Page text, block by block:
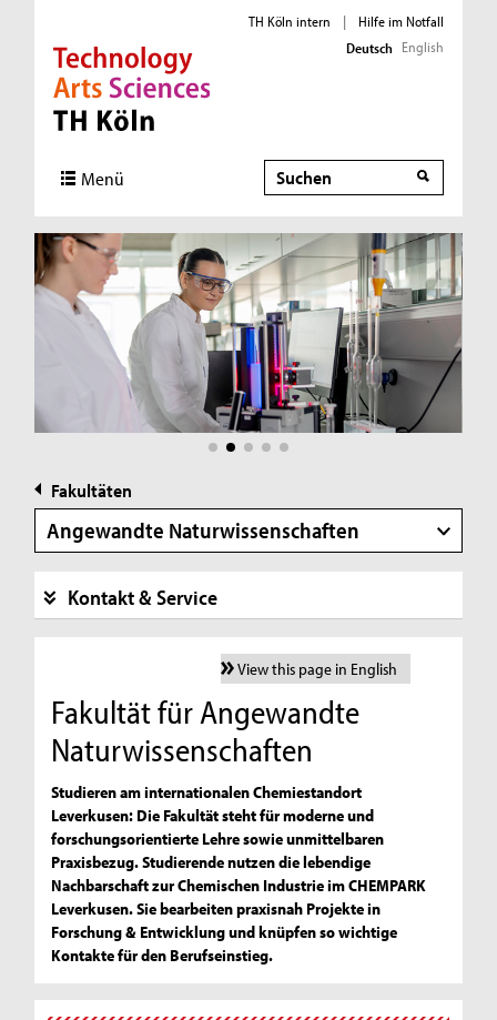
Direkt zur Hauptnavigation
Direkt zur Subnavigation
Direkt zum Inhalt
Direkt zum Fußbereich
TH Köln intern |
Hilfe im Notfall
Deutsch English
Menü Suche
Suche
Fakultäten
Angewandte Naturwissenschaften
Kontakt & Service
View this page in English
Fakultät für Angewandte
Naturwissenschaften
Studieren am internationalen Chemiestandort
Leverkusen: Die Fakultät steht für moderne und
forschungsorientierte Lehre sowie unmittelbaren
Praxisbezug. Studierende nutzen die lebendige
Nachbarschaft zur Chemischen Industrie im CHEMPARK
Leverkusen. Sie bearbeiten praxisnah Projekte in
Forschung & Entwicklung und knüpfen so wichtige
Kontakte für den Berufseinstieg.